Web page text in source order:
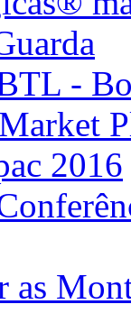
-
2016
as